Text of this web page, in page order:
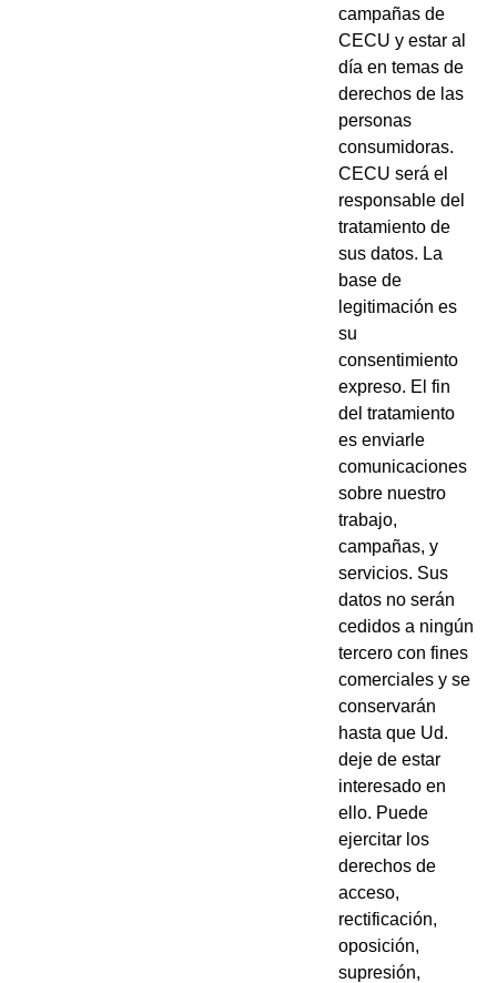
campañas de
CECU y estar al
día en temas de
derechos de las
personas
consumidoras.
CECU será el
responsable del
tratamiento de
sus datos. La
base de
legitimación es
su
consentimiento
expreso. El fin
del tratamiento
es enviarle
comunicaciones
sobre nuestro
trabajo,
campañas, y
servicios. Sus
datos no serán
cedidos a ningún
tercero con fines
comerciales y se
conservarán
hasta que Ud.
deje de estar
interesado en
ello. Puede
ejercitar los
derechos de
acceso,
rectificación,
oposición,
supresión,